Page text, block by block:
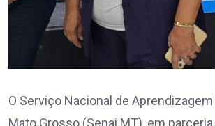
O Serviço Nacional de
Mato Grosso (Senai MT), em